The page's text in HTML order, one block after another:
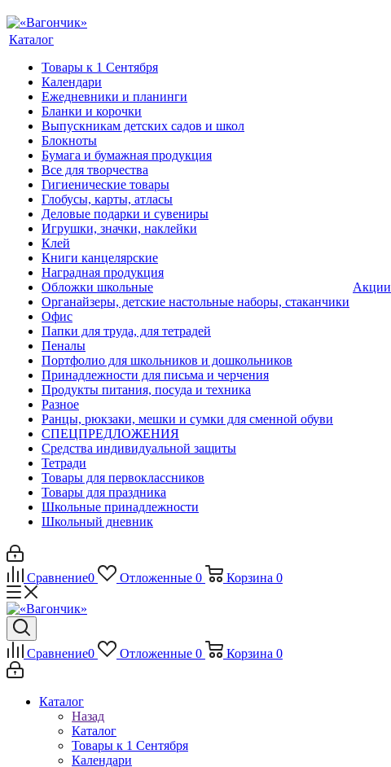
Каталог
Товары к 1 Сентября
Календари
Ежедневники и планинги
Бланки и корочки
Выпускникам детских садов и школ
Блокноты
Бумага и бумажная продукция
Все для творчества
Гигиенические товары
Глобусы, карты, атласы
Деловые подарки и сувениры
Игрушки, значки, наклейки
Клей
Книги канцелярские
Наградная продукция
Обложки школьные
Органайзеры, детские настольные наборы, стаканчики
Офис
Папки для труда, для тетрадей
Пеналы
Портфолио для школьников и дошкольников
Принадлежности для письма и черчения
Продукты питания, посуда и техника
Разное
Ранцы, рюкзаки, мешки и сумки для сменной обуви
СПЕЦПРЕДЛОЖЕНИЯ
Средства индивидуальной защиты
Тетради
Товары для первоклассников
Товары для праздника
Школьные принадлежности
Школьный дневник
Акции
Сравнение0 Отложенные 0 Корзина 0
Сравнение0 Отложенные 0 Корзина 0
Каталог
Назад
Каталог
Товары к 1 Сентября
Календари